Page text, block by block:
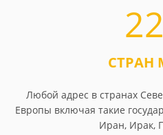
СТРАН
Любой адрес в странах
Европы включая такие
Иран, Ирак,